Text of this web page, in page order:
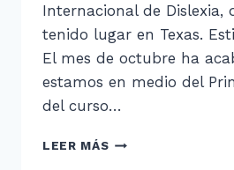
Internacional de Dislexia,
tenido lugar en Texas.
El mes de octubre ha
estamos en medio del
del curso…
LEER MÁSRESUMEN